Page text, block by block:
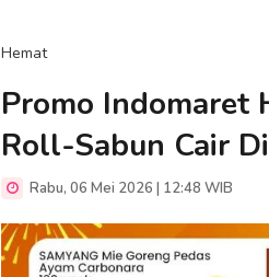
Hemat
Promo Indomaret
Roll-Sabun Cair
Rabu, 06 Mei 2026 | 12:48 WIB